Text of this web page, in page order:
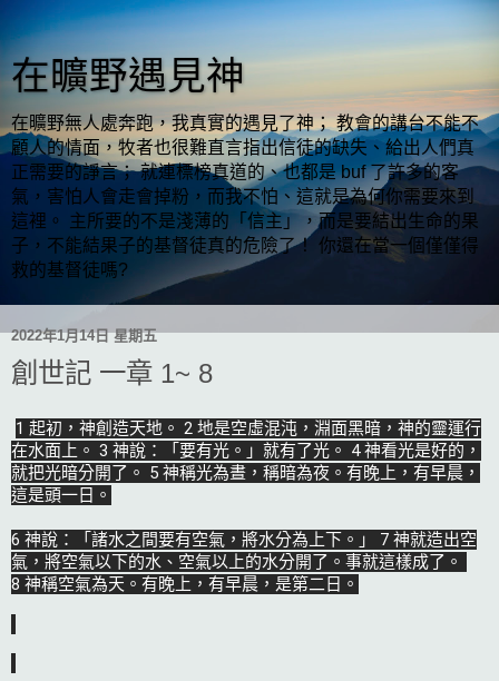
在曠野遇見神
在曠野無人處奔跑，我真實的遇見了神； 教會的講台不能不
顧人的情面，牧者也很難直言指出信徒的缺失、給出人們真
正需要的諍言； 就連標榜真道的、也都是 buf 了許多的客
氣，害怕人會走會掉粉，而我不怕、這就是為何你需要來到
這裡。 主所要的不是淺薄的「信主」，而是要結出生命的果
子，不能結果子的基督徒真的危險了！ 你還在當一個僅僅得
救的基督徒嗎?
2022年1月14日 星期五
創世記 一章 1~ 8
1 起初，神創造天地。 2 地是空虛混沌，淵面黑暗，神的靈運行
在水面上。 3 神說：「要有光。」就有了光。 4 神看光是好的，
就把光暗分開了。 5 神稱光為晝，稱暗為夜。有晚上，有早晨，
這是頭一日。
6 神說：「諸水之間要有空氣，將水分為上下。」 7 神就造出空
氣，將空氣以下的水、空氣以上的水分開了。事就這樣成了。
8 神稱空氣為天。有晚上，有早晨，是第二日。